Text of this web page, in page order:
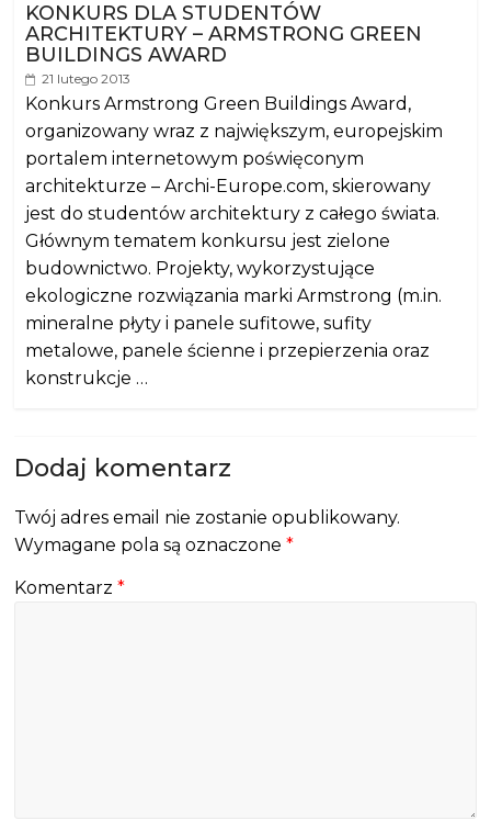
KONKURS DLA STUDENTÓW
ARCHITEKTURY – ARMSTRONG GREEN
BUILDINGS AWARD
21 lutego 2013
Konkurs Armstrong Green Buildings Award,
organizowany wraz z największym, europejskim
portalem internetowym poświęconym
architekturze – Archi-Europe.com, skierowany
jest do studentów architektury z całego świata.
Głównym tematem konkursu jest zielone
budownictwo. Projekty, wykorzystujące
ekologiczne rozwiązania marki Armstrong (m.in.
mineralne płyty i panele sufitowe, sufity
metalowe, panele ścienne i przepierzenia oraz
konstrukcje …
Dodaj komentarz
Twój adres email nie zostanie opublikowany.
Wymagane pola są oznaczone*
Komentarz*